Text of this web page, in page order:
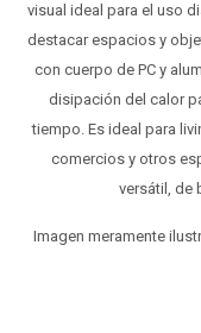
visual ideal para el uso
destacar espacios y
con cuerpo de PC y
disipación del calor
tiempo. Es ideal para
comercios y otros
versátil, de
Imagen meramente